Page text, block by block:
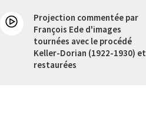
Projection commentée par
François Ede d'images
tournées avec le procédé
Keller-Dorian (1922-1930) et
restaurées